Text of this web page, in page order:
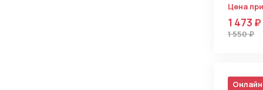
Цена
1 473 ₽
1 550 ₽